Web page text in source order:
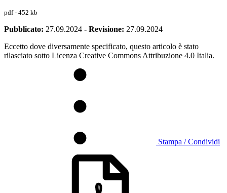
pdf - 452 kb
Pubblicato: 27.09.2024 - Revisione: 27.09.2024
Eccetto dove diversamente specificato, questo articolo è stato
rilasciato sotto Licenza Creative Commons Attribuzione 4.0 Italia.
Stampa / Condividi